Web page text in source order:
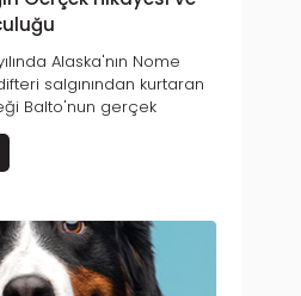
Alaska'nın Nome
salgınından kurtaran
Balto'nun gerçek
sadakati ve
Balto'nun ilham
sevgisinin en